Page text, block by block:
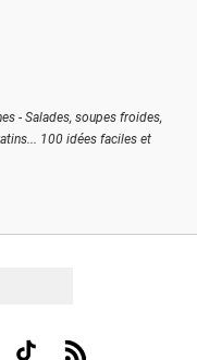
- Salades, soupes froides,
100 idées faciles et
on Youtube
Visit us on Tiktok
Visit us on Rss